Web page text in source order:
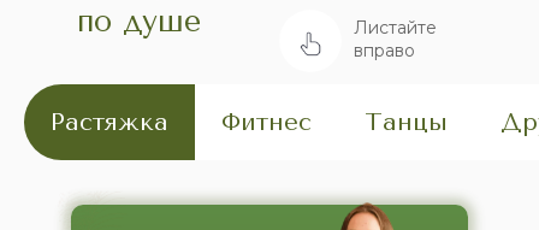
по душе
Листайте
вправо
Растяжка Фитнес Танцы